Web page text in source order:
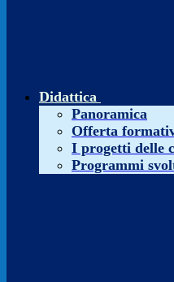
Didattica
Panoramica
Offerta
I progetti delle
Programmi